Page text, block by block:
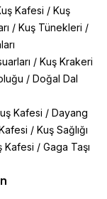
Kafesi / Kuş
/ Kuş Tünekleri /
/ Kuş Krakeri
/ Doğal Dal
Kafesi / Dayang
/ Kuş Sağlığı
Kafesi / Gaga Taşı